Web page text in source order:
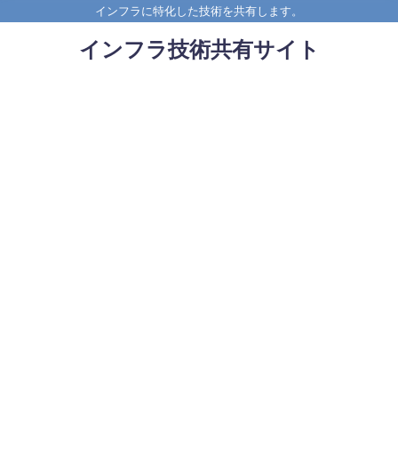
インフラに特化した技術を共有します。
インフラ技術共有サイト